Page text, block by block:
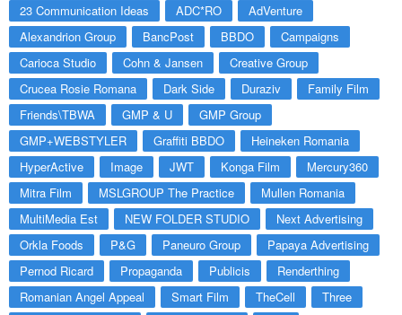
23 Communication Ideas ADC*RO
AdVenture
Alexandrion Group
BancPost BBDO
Campaigns
Carioca Studio
Cohn & Jansen
Creative Group
Crucea Rosie Romana
Dark Side Duraziv
Family Film
Friends\TBWA
GMP & U
GMP Group
GMP+WEBSTYLER
Graffiti BBDO
Heineken Romania
HyperActive
Image JWT Konga Film
Mercury360
Mitra Film
MSLGROUP The Practice
Mullen Romania
MultiMedia Est
NEW FOLDER STUDIO
Next Advertising
Orkla Foods
P&G Paneuro Group
Papaya Advertising
Pernod Ricard
Propaganda Publicis
Renderthing
Romanian Angel Appeal
Smart Film TheCell
Three